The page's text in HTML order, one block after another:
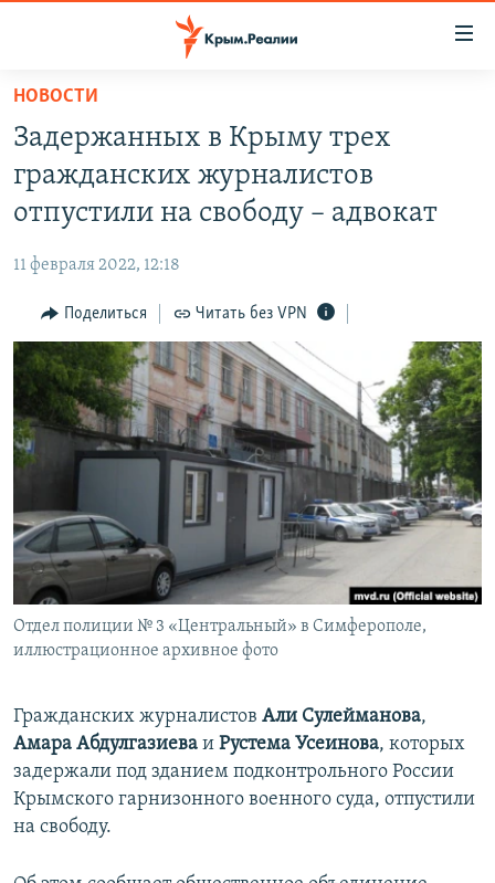
Вернуться
основному
содержанию
Вернутся
главной
навигации
Вернутся
поиску
СПЕЦПРОЕКТЫ
11 ЛЕТ ОККУПАЦИИ КРЫМА. 11 ИСТОРИЙ СОПРОТИВЛЕНИЯ
ВОДА
ЕЩЕ
ИНТЕРАКТИВ
ИНФОГРАФИКА
ТЕЛЕПРОЕКТ КРЫМ.РЕАЛИИ
СОВЕТЫ ПРАВОЗАЩИТНИКОВ
ПРОПАВШИЕ БЕЗ ВЕСТИ
ПОБЕДИТЕЛЕЙ НЕ СУДЯТ?
КРЫМ.НЕПОКОРЕННЫЙ
ELIFBE
УКРАИНСКАЯ ПРОБЛЕМА КРЫМА
РАДІО СВОБОДА
КАК ОБОЙТИ БЛОКИРОВКУ
Українською
Qırımtatar
ПРИСОЕДИНЯЙТЕСЬ!
Все сайты RFE/RL
НОВОСТИ
Задержанных в Крыму трех
гражданских журналистов
отпустили на свободу – адвокат
11 февраля 2022, 12:18
Поделиться Читать без VPN
Отдел полиции № 3 «Центральный» в Симферополе,
иллюстрационное архивное фото
Гражданских журналистов Али Сулейманова,
Амара Абдулгазиева и Рустема Усеинова, которых
задержали под зданием подконтрольного России
Крымского гарнизонного военного суда, отпустили
на свободу.